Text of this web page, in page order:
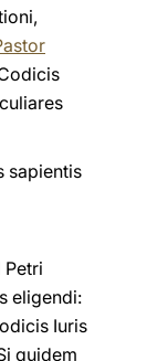
sapientis
Petri
eligendi:
Iuris
quidem